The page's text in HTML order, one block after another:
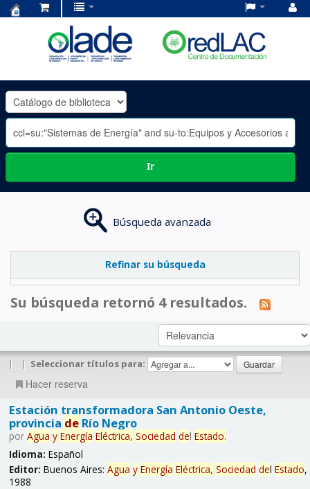
OLADE
-
Ir
Búsqueda avanzada
Refinar su búsqueda
Su búsqueda retornó 4 resultados.
| | Seleccionar títulos para:
Hacer reserva
Estación transformadora San Antonio Oeste,
provincia deRío Negro
por Agua y Energía Eléctrica, Sociedad del Estado.
Idioma: Español
Editor: Buenos Aires: Agua y Energía Eléctrica, Sociedad del Estado,
1988